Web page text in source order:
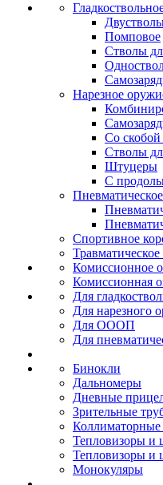
Помповое
Стволы
Нарезное
Со скобой
Стволы
Штуцеры
С
Спортивное
Комиссионное
Комиссионная
Для
Для нарезного
Для ОООП
Для
Бинокли
Дальномеры
Дневные
Зрительные
Тепловизоры и
Тепловизоры и
Монокуляры